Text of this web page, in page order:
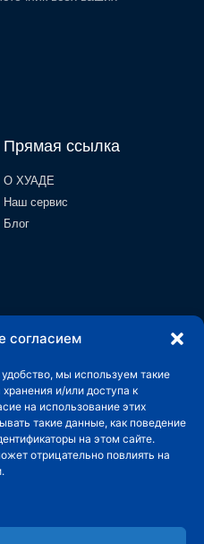
согласием
мы используем такие
и/или доступа к
на использование этих
такие данные, как поведение
на этом сайте.
отрицательно повлиять на
Прямая ссылка
О ХУАДЕ
Наш сервис
Блог